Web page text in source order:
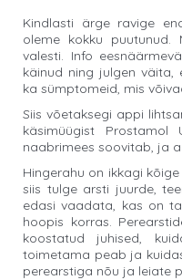
Kindlasti ärge ravige
oleme kokku
valesti. Info
käinud ning julgen
ka sümptomeid, mis
Siis võetaksegi appi
käsimüügist
naabrimees soovitab, ja
Hingerahu on ikkagi
siis tulge arsti juurde,
edasi vaadata, kas on
hoopis korras.
koostatud juhised,
toimetama peab ja
perearstiga nõu ja leiate